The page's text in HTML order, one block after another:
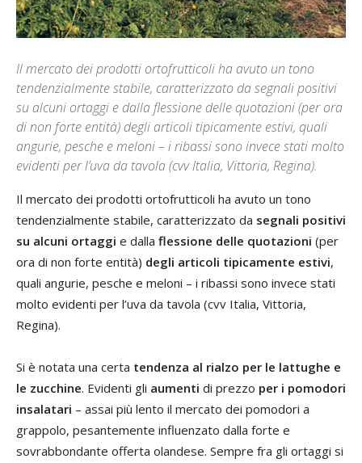
Il mercato dei prodotti ortofrutticoli ha avuto un tono
tendenzialmente stabile, caratterizzato da segnali positivi
su alcuni ortaggi e dalla flessione delle quotazioni (per ora
di non forte entità) degli articoli tipicamente estivi, quali
angurie, pesche e meloni – i ribassi sono invece stati molto
evidenti per l’uva da tavola (cvv Italia, Vittoria, Regina).
Il mercato dei prodotti ortofrutticoli ha avuto un tono
tendenzialmente stabile, caratterizzato da segnali positivi
su alcuni ortaggi e dalla flessione delle quotazioni (per
ora di non forte entità) degli articoli tipicamente estivi,
quali angurie, pesche e meloni – i ribassi sono invece stati
molto evidenti per l’uva da tavola (cvv Italia, Vittoria,
Regina).
Si è notata una certa tendenza al rialzo per le lattughe e
le zucchine. Evidenti gli aumenti di prezzo per i pomodori
insalatari – assai più lento il mercato dei pomodori a
grappolo, pesantemente influenzato dalla forte e
sovrabbondante offerta olandese. Sempre fra gli ortaggi si